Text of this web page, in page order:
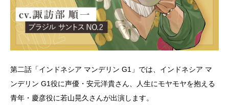
第二話「インドネシア マンデリン G1」では、インドネシア マ
ンデリン G1役に声優・安元洋貴さん、人生にモヤモヤを抱える
青年・慶彦役に若山晃久さんが出演します。